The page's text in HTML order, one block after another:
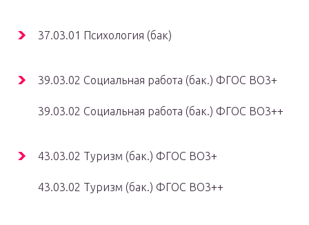
37.03.01 Психология (бак)
39.03.02 Социальная работа (бак.) ФГОС ВО3+
39.03.02 Социальная работа (бак.) ФГОС ВО3++
43.03.02 Туризм (бак.) ФГОС ВО3+
43.03.02 Туризм (бак.) ФГОС ВО3++